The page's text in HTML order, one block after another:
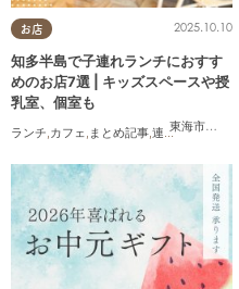
お店
東海市
,大府市
2025.10.10
知多半島で子連れランチにおすす
めのお店7選 | キッズスペースや授
乳室、個室も
ランチ カフェ まとめ記事 連載 ,親子 個室